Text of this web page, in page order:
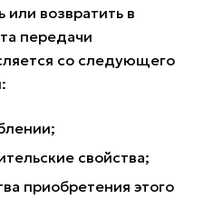
возвратить в
передачи
со следующего
свойства;
приобретения этого